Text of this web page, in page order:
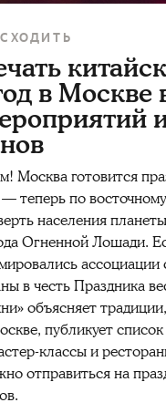
в Москве
Москва готовится
— теперь по
населения
Огненной Лошади.
ассоциации
в честь Праздника
объясняет
публикует
классы и
отправиться на